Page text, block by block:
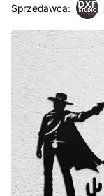
Sprzedawca: